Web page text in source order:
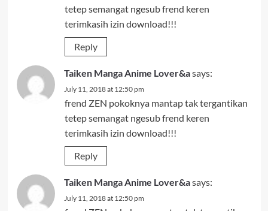
tetep semangat ngesub frend keren
terimkasih izin download!!!
Reply
Taiken Manga Anime Lover&asays:
July 11, 2018 at 12:50 pm
frend ZEN pokoknya mantap tak tergantikan
tetep semangat ngesub frend keren
terimkasih izin download!!!
Reply
Taiken Manga Anime Lover&asays:
July 11, 2018 at 12:50 pm